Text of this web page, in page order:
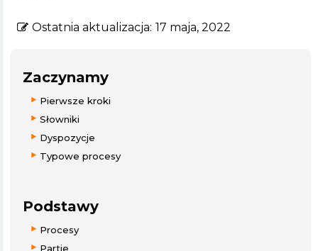
Zaczynamy
Pierwsze kroki
Słowniki
Dyspozycje
Typowe procesy
Podstawy
Procesy
Partie
Ostatnia aktualizacja: 17 maja, 2022